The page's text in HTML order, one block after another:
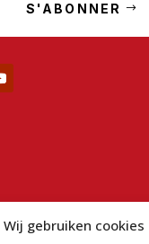
Wij gebruiken cookies
S'ABONNER